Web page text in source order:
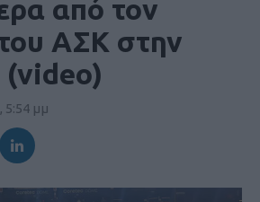
από τον
ΑΣΚ στην
5:54 μμ